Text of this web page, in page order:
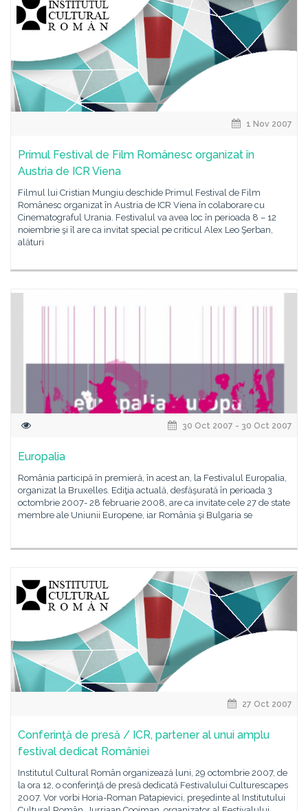
1 Nov 2007
Primul Festival de Film Românesc organizat în
Austria de ICR Viena
Filmul lui Cristian Mungiu deschide Primul Festival de Film
Românesc organizat în Austria de ICR Viena în colaborare cu
Cinematograful Urania. Festivalul va avea loc în perioada 8 – 12
noiembrie şi îl are ca invitat special pe criticul Alex Leo Şerban,
alături
30 Oct 2007 - 30 Oct 2007
Europalia
România participă în premieră, în acest an, la Festivalul Europalia,
organizat la Bruxelles. Ediţia actuală, desfăşurată în perioada 3
octombrie 2007- 28 februarie 2008, are ca invitate cele 27 de state
membre ale Uniunii Europene, iar România şi Bulgaria se
27 Oct 2007
Conferinţă de presă / ICR, partener al unui amplu
festival dedicat României
Institutul Cultural Român organizează luni, 29 octombrie 2007, de
la ora 12, o conferinţă de presă dedicată Festivalului Culturescapes
2007. Vor vorbi Horia-Roman Patapievici, preşedinte al Institutului